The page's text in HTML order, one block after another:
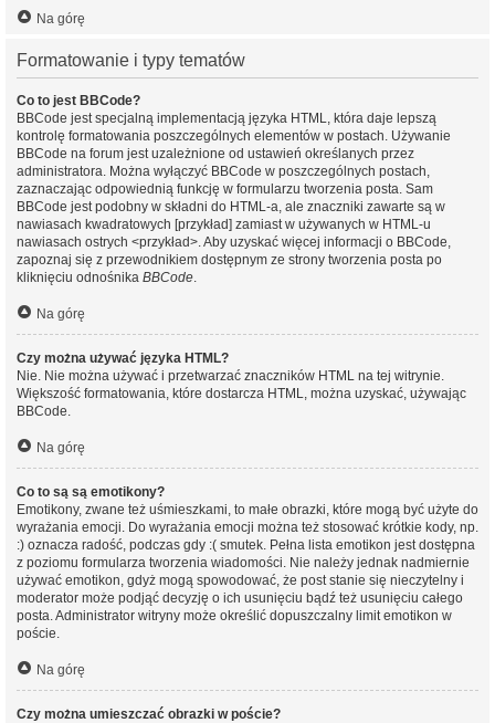
Na górę
Formatowanie i typy tematów
Co to jest BBCode?
BBCode jest specjalną implementacją języka HTML, która daje lepszą
kontrolę formatowania poszczególnych elementów w postach. Używanie
BBCode na forum jest uzależnione od ustawień określanych przez
administratora. Można wyłączyć BBCode w poszczególnych postach,
zaznaczając odpowiednią funkcję w formularzu tworzenia posta. Sam
BBCode jest podobny w składni do HTML-a, ale znaczniki zawarte są w
nawiasach kwadratowych [przykład] zamiast w używanych w HTML-u
nawiasach ostrych <przykład>. Aby uzyskać więcej informacji o BBCode,
zapoznaj się z przewodnikiem dostępnym ze strony tworzenia posta po
kliknięciu odnośnika BBCode.
Na górę
Czy można używać języka HTML?
Nie. Nie można używać i przetwarzać znaczników HTML na tej witrynie.
Większość formatowania, które dostarcza HTML, można uzyskać, używając
BBCode.
Na górę
Co to są są emotikony?
Emotikony, zwane też uśmieszkami, to małe obrazki, które mogą być użyte do
wyrażania emocji. Do wyrażania emocji można też stosować krótkie kody, np.
:) oznacza radość, podczas gdy :( smutek. Pełna lista emotikon jest dostępna
z poziomu formularza tworzenia wiadomości. Nie należy jednak nadmiernie
używać emotikon, gdyż mogą spowodować, że post stanie się nieczytelny i
moderator może podjąć decyzję o ich usunięciu bądź też usunięciu całego
posta. Administrator witryny może określić dopuszczalny limit emotikon w
poście.
Na górę
Czy można umieszczać obrazki w poście?